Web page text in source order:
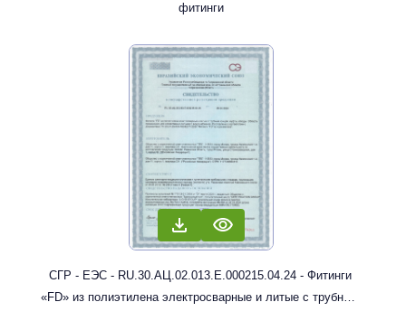
фитинги
СГР - ЕЭС - RU.30.АЦ.02.013.Е.000215.04.24 - Фитинги
«FD» из полиэтилена электросварные и литые с трубным